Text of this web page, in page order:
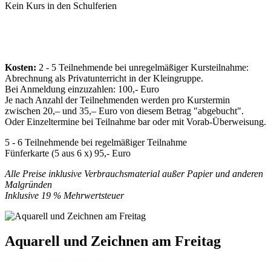
Kein Kurs in den Schulferien
Kosten: 2 - 5 Teilnehmende bei unregelmäßiger Kursteilnahme:
Abrechnung als Privatunterricht in der Kleingruppe.
Bei Anmeldung einzuzahlen: 100,- Euro
Je nach Anzahl der Teilnehmenden werden pro Kurstermin
zwischen 20,– und 35,– Euro von diesem Betrag "abgebucht".
Oder Einzeltermine bei Teilnahme bar oder mit Vorab-Überweisung.
5 - 6 Teilnehmende bei regelmäßiger Teilnahme
Fünferkarte (5 aus 6 x) 95,- Euro
Alle Preise inklusive Verbrauchsmaterial außer Papier und anderen
Malgründen
Inklusive 19 % Mehrwertsteuer
Aquarell und Zeichnen am Freitag